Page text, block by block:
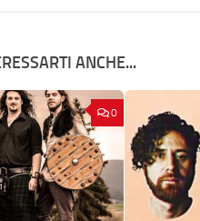
ANCHE...
0